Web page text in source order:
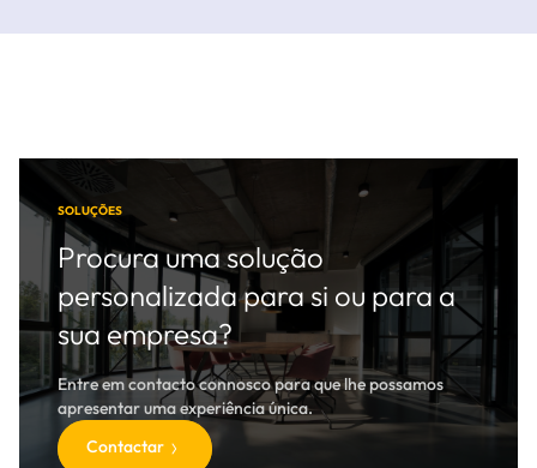
SOLUÇÕES
Procura uma solução
personalizada para si ou para a
sua empresa?
Entre em contacto connosco para que lhe possamos
apresentar uma experiência única.
Contactar